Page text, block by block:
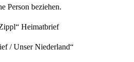
Person beziehen.
Heimatbrief
/ Unser Niederland“